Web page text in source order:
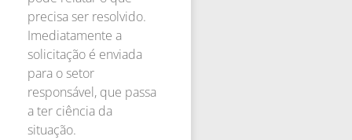
precisa ser resolvido.
Imediatamente a
solicitação é enviada
para o setor
responsável, que passa
a ter ciência da
situação.